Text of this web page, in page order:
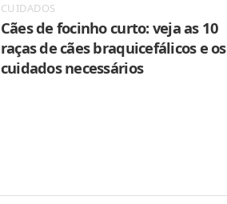
CUIDADOS
Cães de focinho curto: veja as 10
raças de cães braquicefálicos e os
cuidados necessários